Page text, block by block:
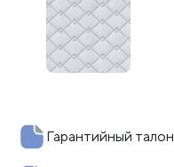
Гарантийный талон